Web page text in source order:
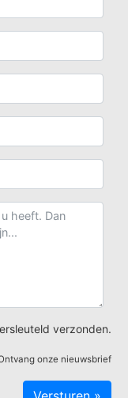
verzonden.
onze nieuwsbrief